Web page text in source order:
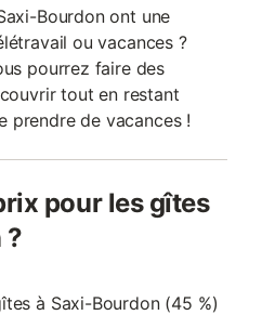
Bourdon ont une
ou vacances ?
pourrez faire des
tout en restant
prendre de vacances !
pour les gîtes
?
à Saxi-Bourdon (45 %)